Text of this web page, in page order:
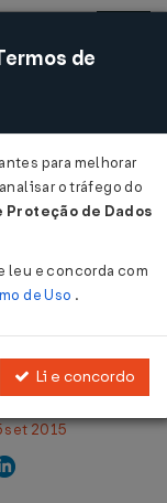
Acessar
DE
set 2015
de
para melhorar
o tráfego do
Proteção de Dados
leu e concorda com
de Uso .
Li e concordo